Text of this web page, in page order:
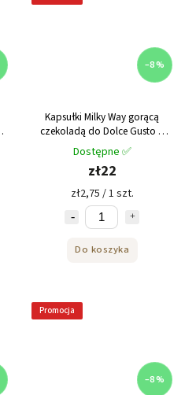
–8 %
Kapsułki Milky Way gorącą
czekoladą do Dolce Gusto 8
sztuk
Dostępne ✅
zł22
zł2,75 / 1 szt.
Do koszyka
Promocja
–8 %